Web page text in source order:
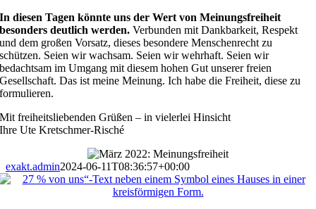
In diesen Tagen könnte uns der Wert von Meinungsfreiheit
besonders deutlich werden. Verbunden mit Dankbarkeit, Respekt
und dem großen Vorsatz, dieses besondere Menschenrecht zu
schützen. Seien wir wachsam. Seien wir wehrhaft. Seien wir
bedachtsam im Umgang mit diesem hohen Gut unserer freien
Gesellschaft. Das ist meine Meinung. Ich habe die Freiheit, diese zu
formulieren.
Mit freiheitsliebenden Grüßen – in vielerlei Hinsicht
Ihre Ute Kretschmer-Risché
exakt.admin2024-06-11T08:36:57+00:00